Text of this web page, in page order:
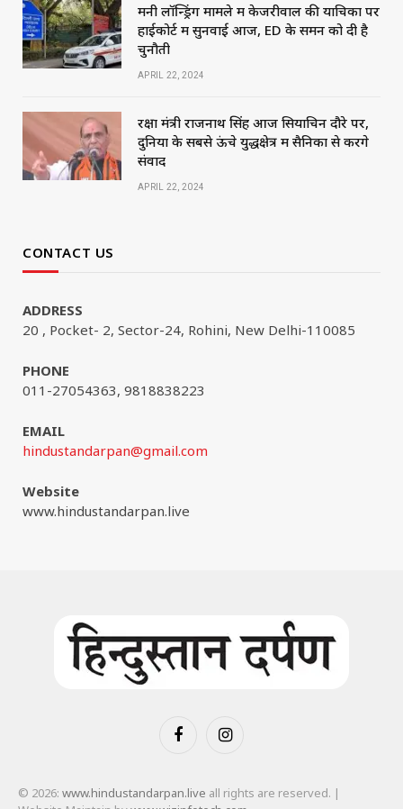
मनी लॉन्ड्रिंग मामले में केजरीवाल की याचिका पर
हाईकोर्ट में सुनवाई आज, ED के समन को दी है
चुनौती
APRIL 22, 2024
रक्षा मंत्री राजनाथ सिंह आज सियाचिन दौरे पर,
दुनिया के सबसे ऊंचे युद्धक्षेत्र में सैनिकों से करेंगे
संवाद
APRIL 22, 2024
CONTACT US
ADDRESS
20 , Pocket- 2, Sector-24, Rohini, New Delhi-110085
PHONE
011-27054363, 9818838223
EMAIL
hindustandarpan@gmail.com
Website
www.hindustandarpan.live
FacebookInstagram
© 2026: www.hindustandarpan.live all rights are reserved. |